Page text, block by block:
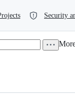
Security